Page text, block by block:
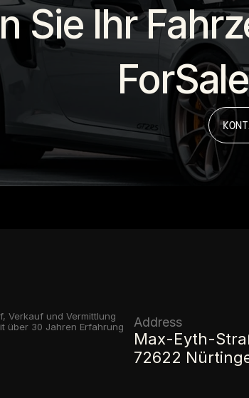
Sie Ihr
Verkauf und Vermittlung
über 30 Jahren Erfahrung
Address
Max-Eyth-
72622